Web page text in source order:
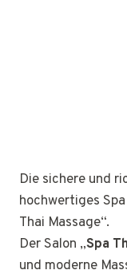
Die sichere und
hochwertiges
Thai Massage“.
Der Salon „Spa
und moderne